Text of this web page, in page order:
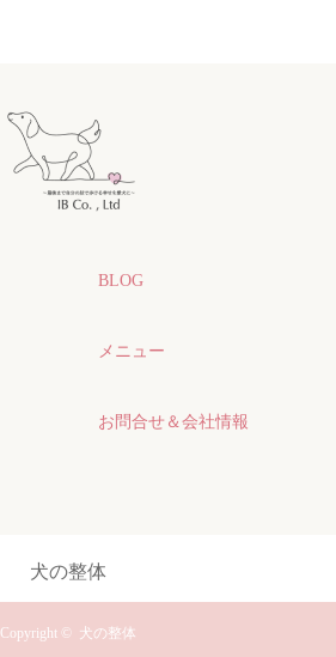
BLOG
メニュー
お問合せ＆会社情報
犬の整体
Copyright © 犬の整体